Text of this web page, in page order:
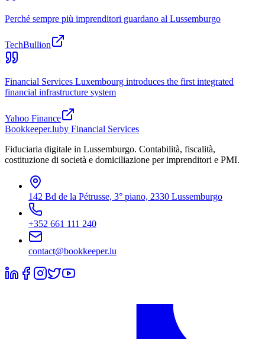
Perché sempre più imprenditori guardano al Lussemburgo
TechBullion
Financial Services Luxembourg introduces the first integrated
financial infrastructure system
Yahoo Finance
Bookkeeper.luby Financial Services
Fiduciaria digitale in Lussemburgo. Contabilità, fiscalità,
costituzione di società e domiciliazione per imprenditori e PMI.
142 Bd de la Pétrusse, 3° piano, 2330 Lussemburgo
+352 661 111 240
contact@bookkeeper.lu